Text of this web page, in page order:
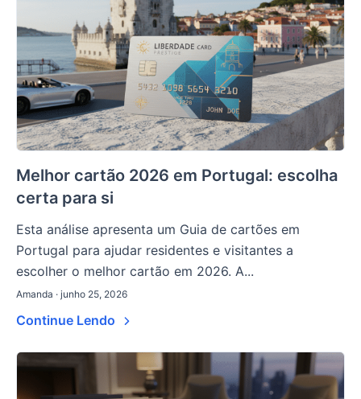
Melhor cartão 2026 em Portugal: escolha
certa para si
Esta análise apresenta um Guia de cartões em
Portugal para ajudar residentes e visitantes a
escolher o melhor cartão em 2026. A...
Amanda · junho 25, 2026
Continue Lendo